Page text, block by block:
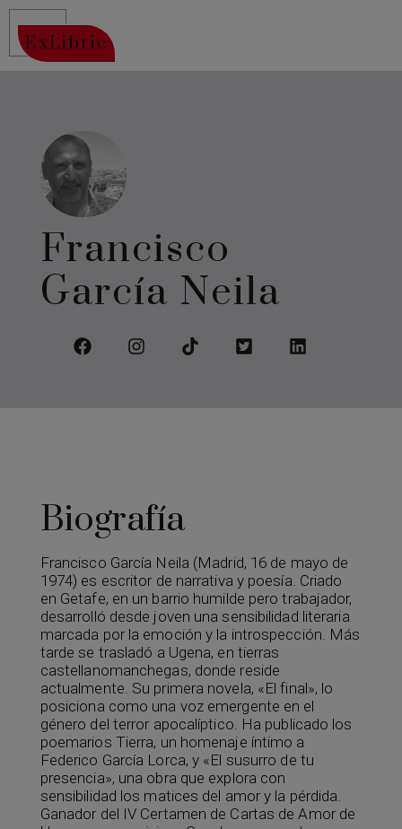
ExLibric
Francisco
García Neila
Biografía
Francisco García Neila (Madrid, 16 de mayo de
1974) es escritor de narrativa y poesía. Criado
en Getafe, en un barrio humilde pero trabajador,
desarrolló desde joven una sensibilidad literaria
marcada por la emoción y la introspección. Más
tarde se trasladó a Ugena, en tierras
castellanomanchegas, donde reside
actualmente. Su primera novela, «El final», lo
posiciona como una voz emergente en el
género del terror apocalíptico. Ha publicado los
poemarios Tierra, un homenaje íntimo a
Federico García Lorca, y «El susurro de tu
presencia», una obra que explora con
sensibilidad los matices del amor y la pérdida.
Ganador del IV Certamen de Cartas de Amor de